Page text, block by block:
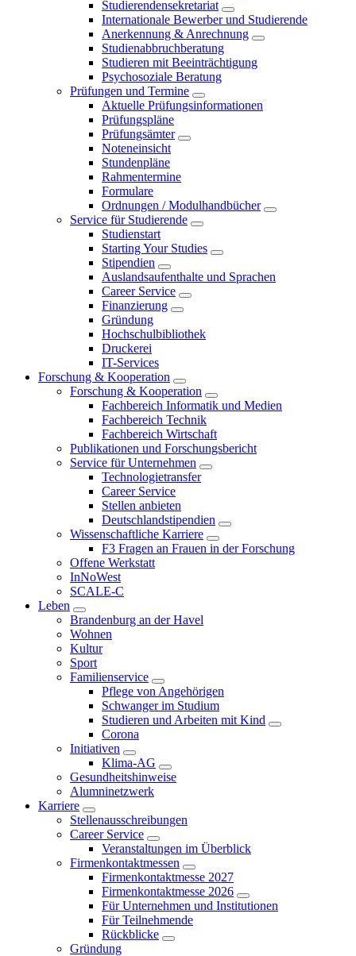
Studierendensekretariat
Internationale Bewerber und Studierende
Anerkennung & Anrechnung
Studienabbruchberatung
Studieren mit Beeinträchtigung
Psychosoziale Beratung
Prüfungen und Termine
Aktuelle Prüfungsinformationen
Prüfungspläne
Prüfungsämter
Noteneinsicht
Stundenpläne
Rahmentermine
Formulare
Ordnungen / Modulhandbücher
Service für Studierende
Studienstart
Starting Your Studies
Stipendien
Auslandsaufenthalte und Sprachen
Career Service
Finanzierung
Gründung
Hochschulbibliothek
Druckerei
IT-Services
Forschung & Kooperation
Forschung & Kooperation
Fachbereich Informatik und Medien
Fachbereich Technik
Fachbereich Wirtschaft
Publikationen und Forschungsbericht
Service für Unternehmen
Technologietransfer
Career Service
Stellen anbieten
Deutschlandstipendien
Wissenschaftliche Karriere
F3 Fragen an Frauen in der Forschung
Offene Werkstatt
InNoWest
SCALE-C
Leben
Brandenburg an der Havel
Wohnen
Kultur
Sport
Familienservice
Pflege von Angehörigen
Schwanger im Studium
Studieren und Arbeiten mit Kind
Corona
Initiativen
Klima-AG
Gesundheitshinweise
Alumninetzwerk
Karriere
Stellenausschreibungen
Career Service
Veranstaltungen im Überblick
Firmenkontaktmessen
Firmenkontaktmesse 2027
Firmenkontaktmesse 2026
Für Unternehmen und Institutionen
Für Teilnehmende
Rückblicke
Gründung